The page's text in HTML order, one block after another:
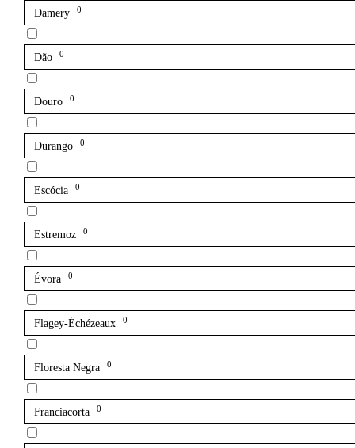
Damery 0
Dão 0
Douro 0
Durango 0
Escócia 0
Estremoz 0
Évora 0
Flagey-Échézeaux 0
Floresta Negra 0
Franciacorta 0